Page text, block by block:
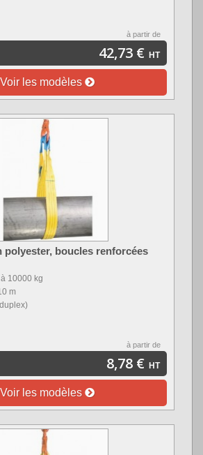
à partir de
42,73 € HT
Voir les modèles
polyester, boucles renforcées
10000 kg
m
à partir de
8,78 € HT
Voir les modèles